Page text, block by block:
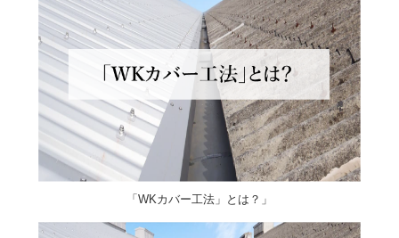
「WKカバー工法」とは？」